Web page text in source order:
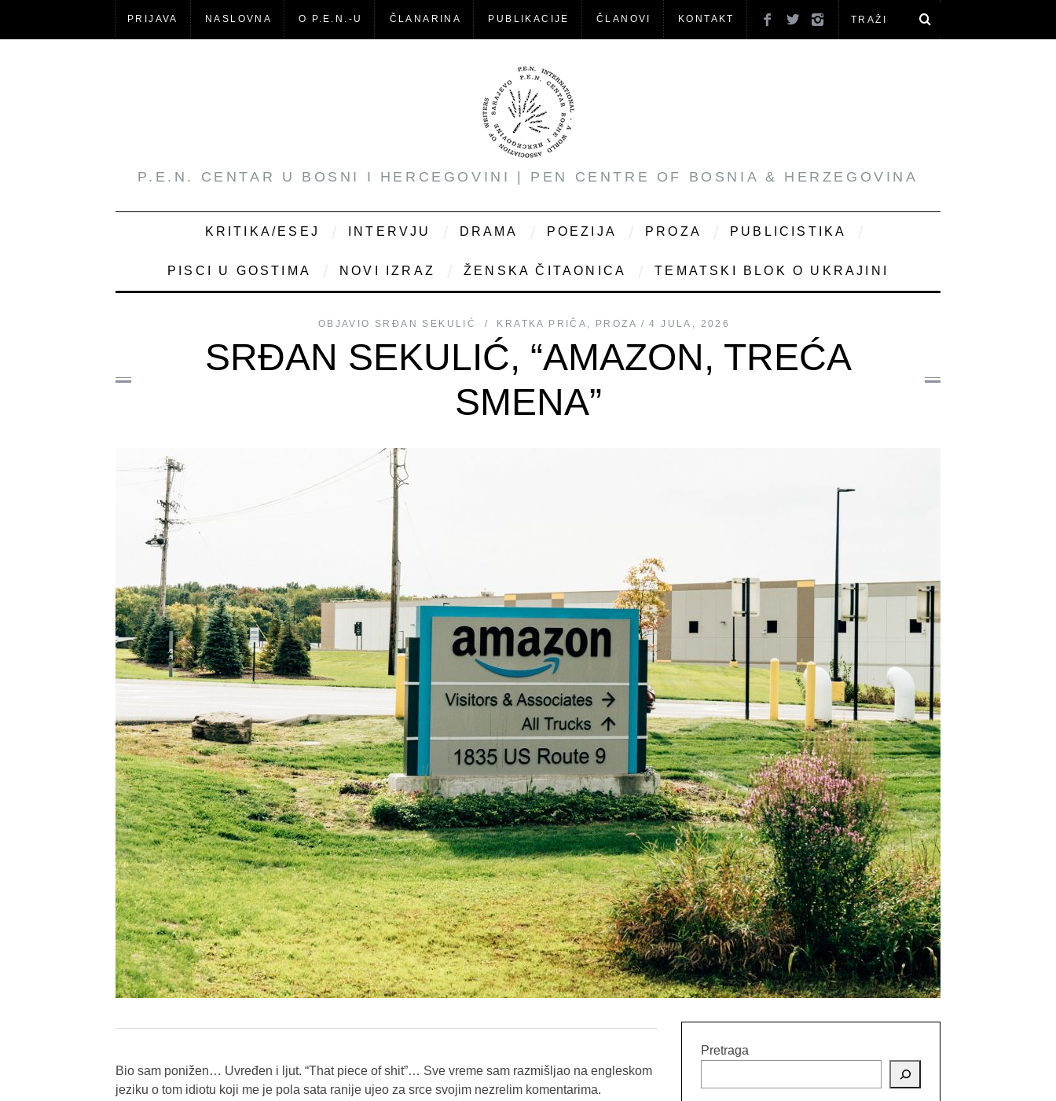
PRIJAVA NASLOVNA O P.E.N.-U ČLANARINA PUBLIKACIJE ČLANOVI KONTAKT
P.E.N. CENTAR U BOSNI I HERCEGOVINI | PEN CENTRE OF BOSNIA & HERZEGOVINA
KRITIKA/ESEJ INTERVJU DRAMA POEZIJA PROZA PUBLICISTIKA
PISCI U GOSTIMA NOVI IZRAZ ŽENSKA ČITAONICA TEMATSKI BLOK O UKRAJINI
OBJAVIO SRĐAN SEKULIĆ KRATKA PRIČA , PROZA 4 JULA, 2026
SRĐAN SEKULIĆ, “AMAZON, TREĆA
SMENA”
Bio sam ponižen… Uvređen i ljut. “That piece of shit”… Sve vreme sam razmišljao na engleskom
jeziku o tom idiotu koji me je pola sata ranije ujeo za srce svojim nezrelim komentarima.
Pretraga